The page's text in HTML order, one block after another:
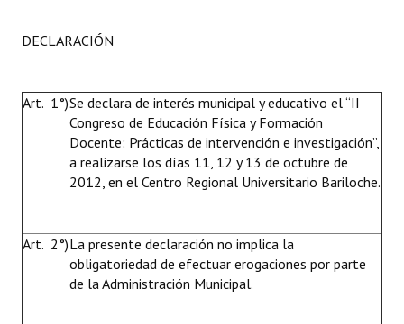
DECLARACIÓN
Art. 1°)Se declara de interés municipal y educativo el “II
Congreso de Educación Física y Formación
Docente: Prácticas de intervención e investigación”,
a realizarse los días 11, 12 y 13 de octubre de
2012, en el Centro Regional Universitario Bariloche.
Art. 2°)La presente declaración no implica la
obligatoriedad de efectuar erogaciones por parte
de la Administración Municipal.